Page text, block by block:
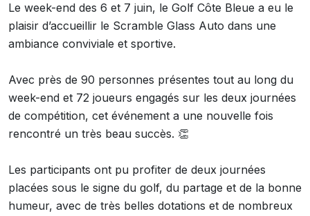
Le week-end des 6 et 7 juin, le Golf Côte Bleue a eu le
plaisir d’accueillir le Scramble Glass Auto dans une
ambiance conviviale et sportive.
Avec près de 90 personnes présentes tout au long du
week-end et 72 joueurs engagés sur les deux journées
de compétition, cet événement a une nouvelle fois
rencontré un très beau succès. 👏
Les participants ont pu profiter de deux journées
placées sous le signe du golf, du partage et de la bonne
humeur, avec de très belles dotations et de nombreux